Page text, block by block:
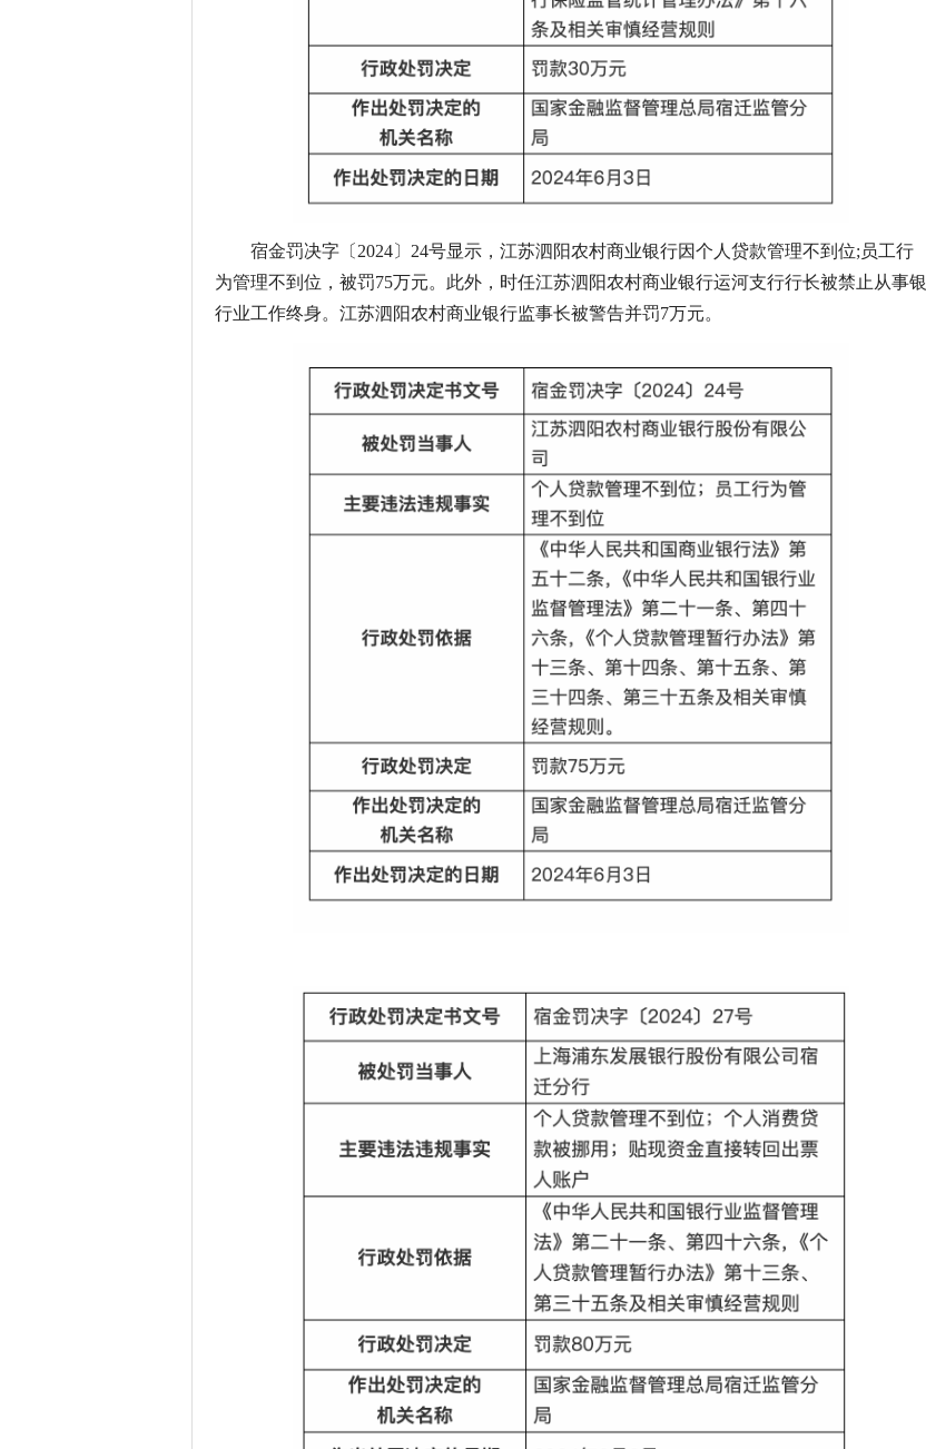
宿金罚决字〔2024〕24号显示，江苏泗阳农村商业银行因个人贷款管理不到位;员工行
为管理不到位，被罚75万元。此外，时任江苏泗阳农村商业银行运河支行行长被禁止从事银
行业工作终身。江苏泗阳农村商业银行监事长被警告并罚7万元。